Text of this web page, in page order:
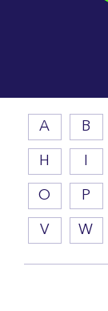
A B
H
O P
V W